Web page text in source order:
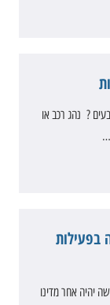
? נהג רכב או
בפעילות
יהיה אחר מדינו